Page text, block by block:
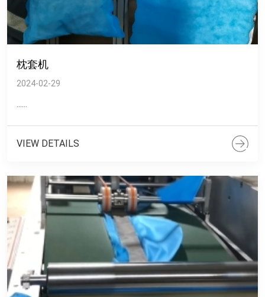
枕套机
2024-02-29
......
VIEW DETAILS